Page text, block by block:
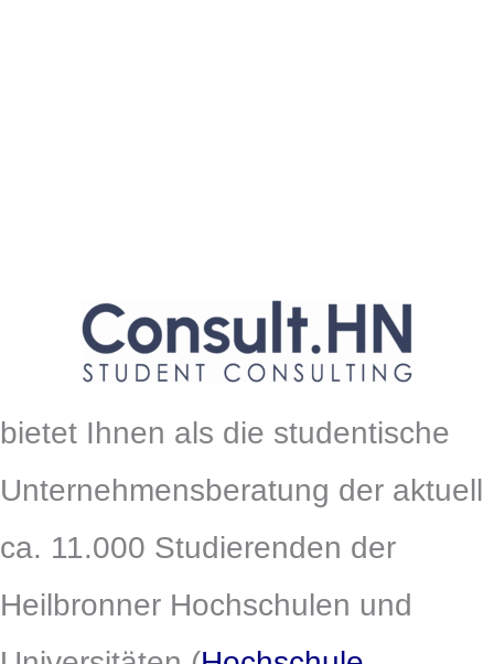
bietet Ihnen als die studentische
Unternehmensberatung der aktuell
ca. 11.000 Studierenden der
Heilbronner Hochschulen und